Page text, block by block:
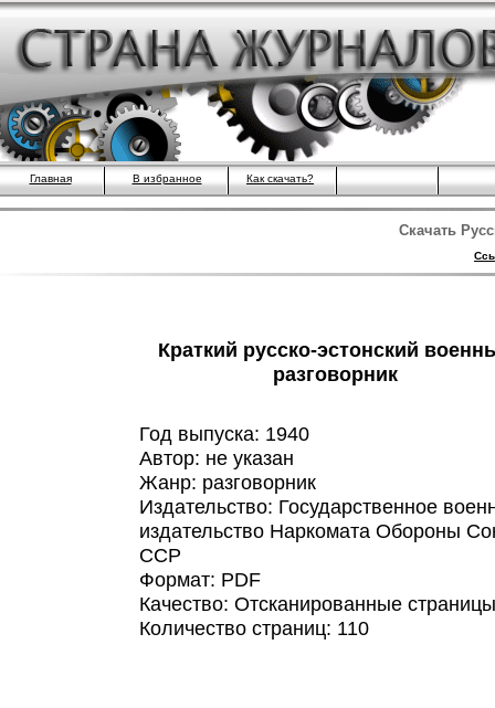
Главная В избранное Как скачать?
Скачать
Краткий русско-эстонский
разговорник
Год выпуска: 1940
Автор: не указан
Жанр: разговорник
Издательство: Государственное
издательство Наркомата Обороны
ССР
Формат: PDF
Качество: Отсканированные страницы
Количество страниц: 110